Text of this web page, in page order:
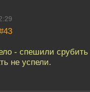
- спешили
не успели.